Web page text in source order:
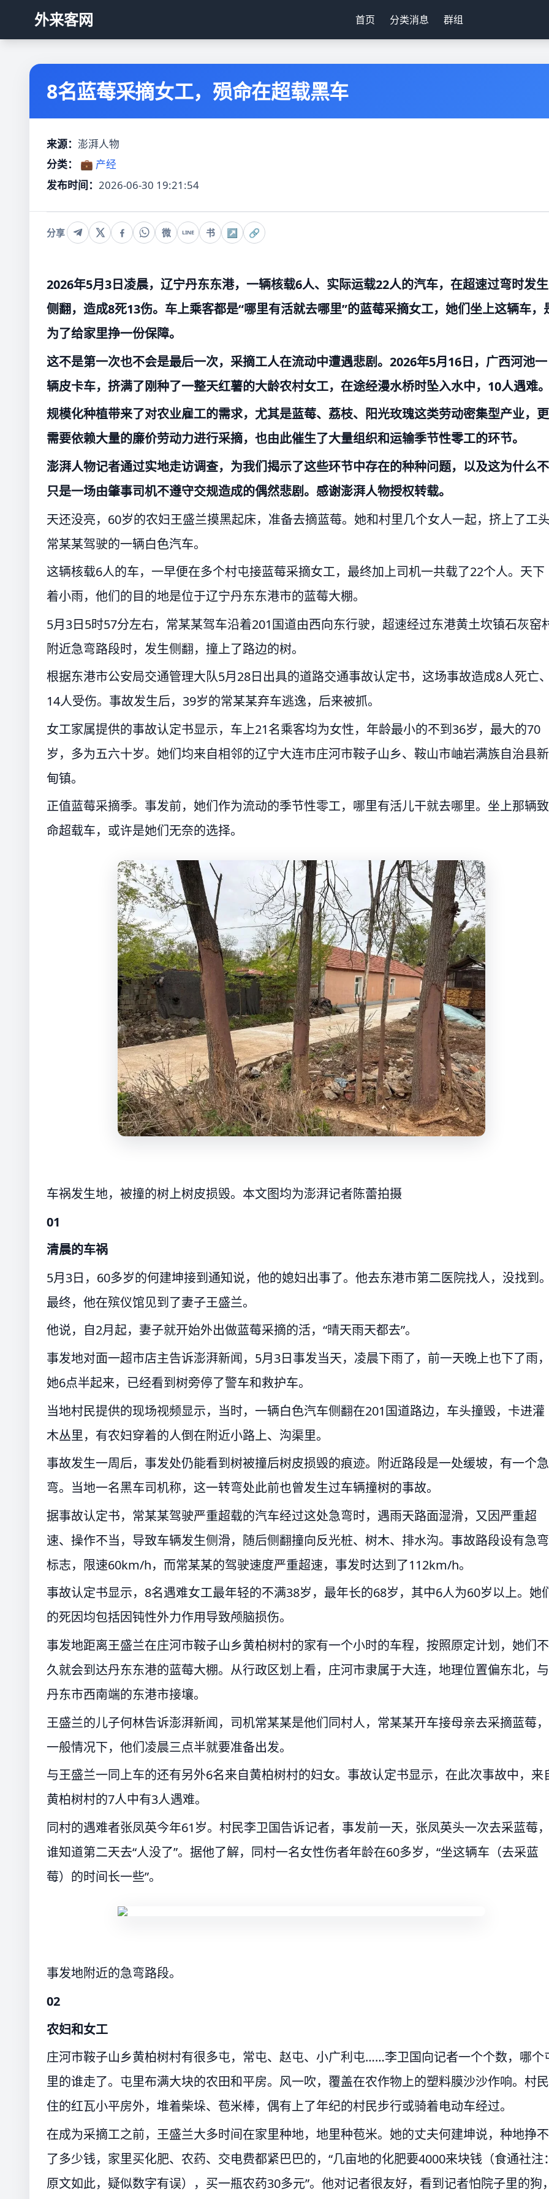
外来客网 首页 分类消息 群组
8名蓝莓采摘女工，殒命在超载黑车
来源： 澎湃人物
分类：
💼 产经
发布时间： 2026-06-30 19:21:54
分享 微 LINE 书 ↗ 🔗
2026年5月3日凌晨，辽宁丹东东港，一辆核载6人、实际运载22人的汽车，在超速过弯时发生
侧翻，造成8死13伤。车上乘客都是“哪里有活就去哪里”的蓝莓采摘女工，她们坐上这辆车，
为了给家里挣一份保障。
这不是第一次也不会是最后一次，采摘工人在流动中遭遇悲剧。2026年5月16日，广西河池一
辆皮卡车，挤满了刚种了一整天红薯的大龄农村女工，在途经漫水桥时坠入水中，10人遇难
规模化种植带来了对农业雇工的需求，尤其是蓝莓、荔枝、阳光玫瑰这类劳动密集型产业，更
需要依赖大量的廉价劳动力进行采摘，也由此催生了大量组织和运输季节性零工的环节。
澎湃人物记者通过实地走访调查，为我们揭示了这些环节中存在的种种问题，以及这为什么不
只是一场由肇事司机不遵守交规造成的偶然悲剧。感谢澎湃人物授权转载。
天还没亮，60岁的农妇王盛兰摸黑起床，准备去摘蓝莓。她和村里几个女人一起，挤上了工
常某某驾驶的一辆白色汽车。
这辆核载6人的车，一早便在多个村屯接蓝莓采摘女工，最终加上司机一共载了22个人。天下
着小雨，他们的目的地是位于辽宁丹东东港市的蓝莓大棚。
5月3日5时57分左右，常某某驾车沿着201国道由西向东行驶，超速经过东港黄土坎镇石灰窑
附近急弯路段时，发生侧翻，撞上了路边的树。
根据东港市公安局交通管理大队5月28日出具的道路交通事故认定书，这场事故造成8人死亡
14人受伤。事故发生后，39岁的常某某弃车逃逸，后来被抓。
女工家属提供的事故认定书显示，车上21名乘客均为女性，年龄最小的不到36岁，最大的70
岁，多为五六十岁。她们均来自相邻的辽宁大连市庄河市鞍子山乡、鞍山市岫岩满族自治县新
甸镇。
正值蓝莓采摘季。事发前，她们作为流动的季节性零工，哪里有活儿干就去哪里。坐上那辆致
命超载车，或许是她们无奈的选择。
车祸发生地，被撞的树上树皮损毁。本文图均为澎湃记者陈蕾拍摄
01
清晨的车祸
5月3日，60多岁的何建坤接到通知说，他的媳妇出事了。他去东港市第二医院找人，没找到
最终，他在殡仪馆见到了妻子王盛兰。
他说，自2月起，妻子就开始外出做蓝莓采摘的活，“晴天雨天都去”。
事发地对面一超市店主告诉澎湃新闻，5月3日事发当天，凌晨下雨了，前一天晚上也下了雨
她6点半起来，已经看到树旁停了警车和救护车。
当地村民提供的现场视频显示，当时，一辆白色汽车侧翻在201国道路边，车头撞毁，卡进灌
木丛里，有农妇穿着的人倒在附近小路上、沟渠里。
事故发生一周后，事发处仍能看到树被撞后树皮损毁的痕迹。附近路段是一处缓坡，有一个急
弯。当地一名黑车司机称，这一转弯处此前也曾发生过车辆撞树的事故。
据事故认定书，常某某驾驶严重超载的汽车经过这处急弯时，遇雨天路面湿滑，又因严重超
速、操作不当，导致车辆发生侧滑，随后侧翻撞向反光桩、树木、排水沟。事故路段设有急弯
标志，限速60km/h，而常某某的驾驶速度严重超速，事发时达到了112km/h。
事故认定书显示，8名遇难女工最年轻的不满38岁，最年长的68岁，其中6人为60岁以上。她
的死因均包括因钝性外力作用导致颅脑损伤。
事发地距离王盛兰在庄河市鞍子山乡黄柏树村的家有一个小时的车程，按照原定计划，她们不
久就会到达丹东东港的蓝莓大棚。从行政区划上看，庄河市隶属于大连，地理位置偏东北，与
丹东市西南端的东港市接壤。
王盛兰的儿子何林告诉澎湃新闻，司机常某某是他们同村人，常某某开车接母亲去采摘蓝莓，
一般情况下，他们凌晨三点半就要准备出发。
与王盛兰一同上车的还有另外6名来自黄柏树村的妇女。事故认定书显示，在此次事故中，来
黄柏树村的7人中有3人遇难。
同村的遇难者张凤英今年61岁。村民李卫国告诉记者，事发前一天，张凤英头一次去采蓝莓
谁知道第二天去“人没了”。据他了解，同村一名女性伤者年龄在60多岁，“坐这辆车（去采蓝
莓）的时间长一些”。
事发地附近的急弯路段。
02
农妇和女工
庄河市鞍子山乡黄柏树村有很多屯，常屯、赵屯、小广利屯……李卫国向记者一个个数，哪个
里的谁走了。屯里布满大块的农田和平房。风一吹，覆盖在农作物上的塑料膜沙沙作响。村民
住的红瓦小平房外，堆着柴垛、苞米棒，偶有上了年纪的村民步行或骑着电动车经过。
在成为采摘工之前，王盛兰大多时间在家里种地，地里种苞米。她的丈夫何建坤说，种地挣不
了多少钱，家里买化肥、农药、交电费都紧巴巴的，“几亩地的化肥要4000来块钱（食通社注
原文如此，疑似数字有误），买一瓶农药30多元”。他对记者很友好，看到记者怕院子里的狗